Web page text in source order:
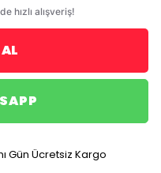
Gün Ücretsiz Kargo